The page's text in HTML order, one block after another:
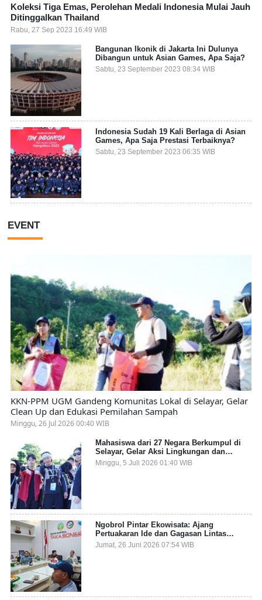
Koleksi Tiga Emas, Perolehan Medali Indonesia Mulai Jauh
Ditinggalkan Thailand
Rabu, 27 Sep 2023 16:49 WIB
Bangunan Ikonik di Jakarta Ini Dulunya
Dibangun untuk Asian Games, Apa Saja?
Sabtu, 23 September 2023 08:34 WIB
Indonesia Sudah 19 Kali Berlaga di Asian
Games, Apa Saja Prestasi Terbaiknya?
Sabtu, 23 September 2023 06:35 WIB
EVENT
KKN-PPM UGM Gandeng Komunitas Lokal di Selayar, Gelar
Clean Up dan Edukasi Pemilahan Sampah
Minggu, 26 Jul 2026 00:40 WIB
Mahasiswa dari 27 Negara Berkumpul di
Selayar, Gelar Aksi Lingkungan dan
Dalami Kearifan Lokal Bumi Tanadoang
Minggu, 5 Juli 2026 01:40 WIB
Ngobrol Pintar Ekowisata: Ajang
Pertuakaran Ide dan Gagasan Lintas
Sektor
Jumat, 26 Juni 2026 07:54 WIB